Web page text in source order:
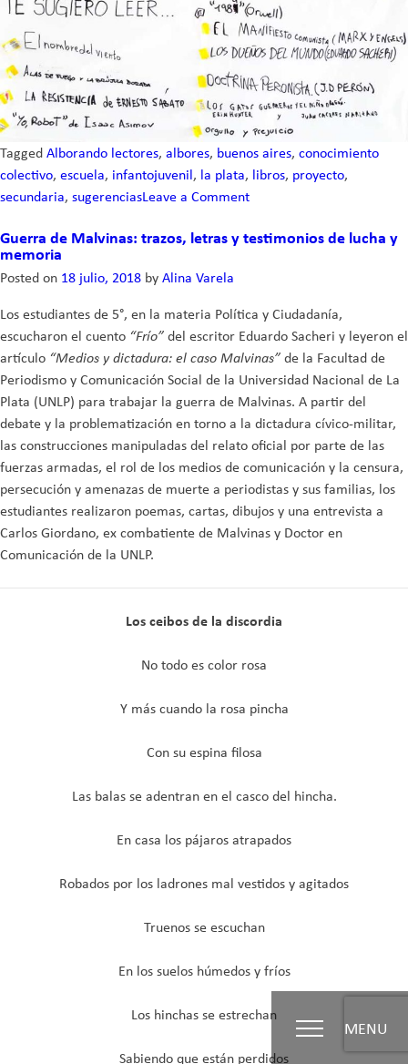
MENU
Tagged Alborando lectores, albores, buenos aires, conocimiento
colectivo, escuela, infantojuvenil, la plata, libros, proyecto,
secundaria, sugerenciasLeave a Comment
es
mano
Guerra de Malvinas: trazos, letras y testimonios de lucha y
memoria
Posted on 18 julio, 2018 by Alina Varela
Los estudiantes de 5°, en la materia Política y Ciudadanía,
escucharon el cuento “Frío” del escritor Eduardo Sacheri y leyeron el
artículo “Medios y dictadura: el caso Malvinas” de la Facultad de
Periodismo y Comunicación Social de la Universidad Nacional de La
Plata (UNLP) para trabajar la guerra de Malvinas. A partir del
debate y la problematización en torno a la dictadura cívico-militar,
las construcciones manipuladas del relato oficial por parte de las
fuerzas armadas, el rol de los medios de comunicación y la censura,
persecución y amenazas de muerte a periodistas y sus familias, los
estudiantes realizaron poemas, cartas, dibujos y una entrevista a
Carlos Giordano, ex combatiente de Malvinas y Doctor en
Comunicación de la UNLP.
Los ceibos de la discordia
No todo es color rosa
Y más cuando la rosa pincha
Con su espina filosa
Las balas se adentran en el casco del hincha.
En casa los pájaros atrapados
Robados por los ladrones mal vestidos y agitados
Truenos se escuchan
En los suelos húmedos y fríos
Los hinchas se estrechan
Sabiendo que están perdidos